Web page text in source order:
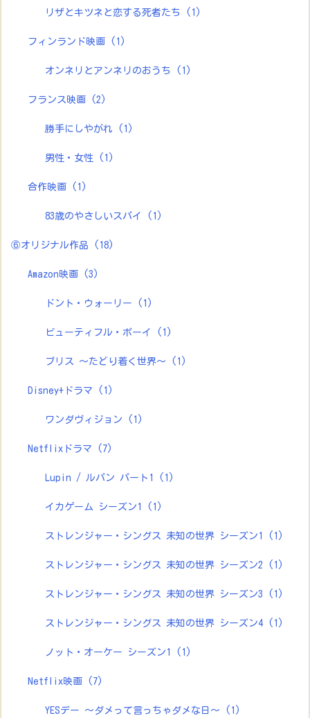
リザとキツネと恋する死者たち (1)
フィンランド映画 (1)
オンネリとアンネリのおうち (1)
フランス映画 (2)
勝手にしやがれ (1)
男性・女性 (1)
合作映画 (1)
83歳のやさしいスパイ (1)
⑥オリジナル作品 (18)
Amazon映画 (3)
ドント・ウォーリー (1)
ビューティフル・ボーイ (1)
ブリス ～たどり着く世界～ (1)
Disney+ドラマ (1)
ワンダヴィジョン (1)
Netflixドラマ (7)
Lupin / ルパン パート1 (1)
イカゲーム シーズン1 (1)
ストレンジャー・シングス 未知の世界 シーズン1 (1)
ストレンジャー・シングス 未知の世界 シーズン2 (1)
ストレンジャー・シングス 未知の世界 シーズン3 (1)
ストレンジャー・シングス 未知の世界 シーズン4 (1)
ノット・オーケー シーズン1 (1)
Netflix映画 (7)
YESデー ～ダメって言っちゃダメな日～ (1)